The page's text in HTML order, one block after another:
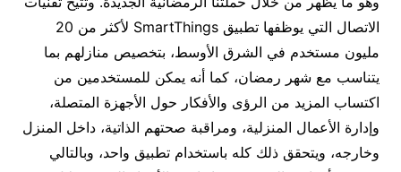
الاتصال التي يوظفها تطبيق SmartThings لأكثر من 20
مليون مستخدم في الشرق الأوسط، بتخصيص منازلهم بما
يتناسب مع شهر رمضان، كما أنه يمكن للمستخدمين من
اكتساب المزيد من الرؤى والأفكار حول الأجهزة المتصلة،
وإدارة الأعمال المنزلية، ومراقبة صحتهم الذاتية، داخل المنزل
وخارجه، ويتحقق ذلك كله باستخدام تطبيق واحد، وبالتالي